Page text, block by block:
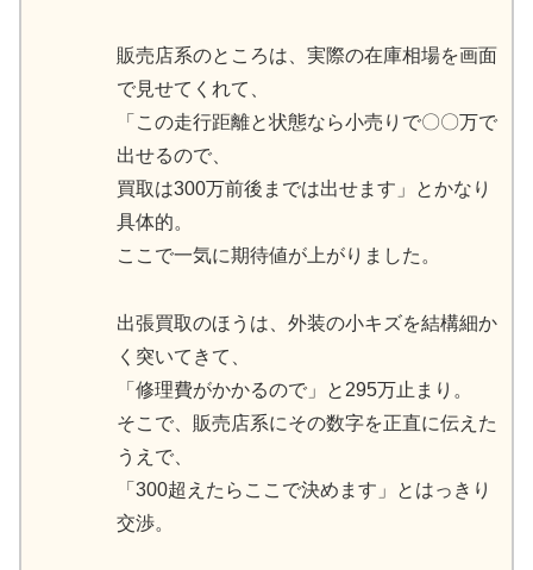
販売店系のところは、実際の在庫相場を画面
で見せてくれて、
「この走行距離と状態なら小売りで〇〇万で
出せるので、
買取は300万前後までは出せます」とかなり
具体的。
ここで一気に期待値が上がりました。
出張買取のほうは、外装の小キズを結構細か
く突いてきて、
「修理費がかかるので」と295万止まり。
そこで、販売店系にその数字を正直に伝えた
うえで、
「300超えたらここで決めます」とはっきり
交渉。